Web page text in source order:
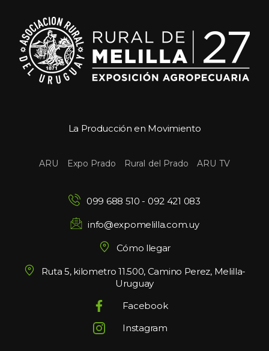
La Producción en Movimiento
ARU Expo Prado Rural del Prado ARU TV
099 688 510 - 092 421 083
info@expomelilla.com.uy
Cómo llegar
Ruta 5, kilometro 11.500, Camino Perez, Melilla-
Uruguay
Facebook
Instagram